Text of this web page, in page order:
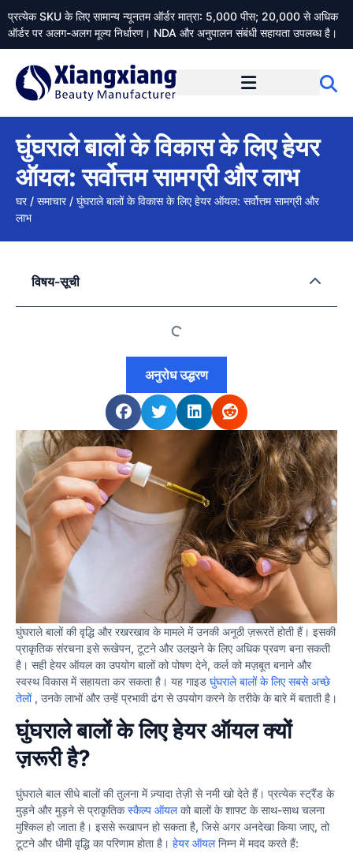
प्रत्येक SKU के लिए सामान्य न्यूनतम ऑर्डर मात्रा: 5,000 पीस; 20,000 से अधिक
ऑर्डर पर अलग-अलग मूल्य निर्धारण। NDA और अनुपालन संबंधी सहायता उपलब्ध है।
घुंघराले बालों के विकास के लिए हेयर
ऑयल: सर्वोत्तम सामग्री और लाभ
घर/ समाचार/ घुंघराले बालों के विकास के लिए हेयर ऑयल: सर्वोत्तम सामग्री और
लाभ
घुंघराले बालों की वृद्धि और रखरखाव के मामले में उनकी अनूठी ज़रूरतें होती हैं। इसकी
प्राकृतिक संरचना इसे रूखेपन, टूटने और उलझने के लिए अधिक प्रवण बना सकती
है। सही हेयर ऑयल का उपयोग बालों को पोषण देने, कर्ल को मज़बूत बनाने और
स्वस्थ विकास में सहायता कर सकता है। यह गाइड घुंघराले बालों के लिए सबसे अच्छे
तेलों, उनके लाभों और उन्हें प्रभावी ढंग से उपयोग करने के तरीके के बारे में बताती है।
घुंघराले बालों के लिए हेयर ऑयल क्यों
ज़रूरी है?
घुंघराले बाल सीधे बालों की तुलना में ज़्यादा तेज़ी से नमी खो देते हैं। प्रत्येक स्ट्रैंड के
मुड़ने और मुड़ने से प्राकृतिकस्कैल्प ऑयलको बालों के शाफ्ट के साथ-साथ चलना
मुश्किल हो जाता है। इससे रूखापन हो सकता है, जिसे अगर अनदेखा किया जाए, तो
टूटने और धीमी वृद्धि का परिणाम होता है। हेयर ऑयलनिम्न में मदद करते हैं:
विषय-सूची
अनुरोध उद्धरण